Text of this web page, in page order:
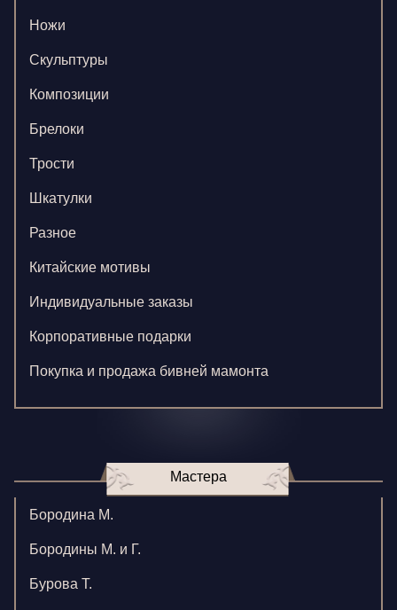
Ножи
Скульптуры
Композиции
Брелоки
Трости
Шкатулки
Разное
Китайские мотивы
Индивидуальные заказы
Корпоративные подарки
Покупка и продажа бивней мамонта
Мастера
Бородина М.
Бородины М. и Г.
Бурова Т.